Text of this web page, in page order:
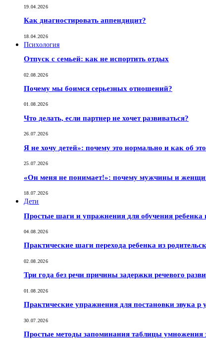
19.04.2026
Как диагностировать аппендицит?
18.04.2026
Психология
Отпуск с семьей: как не испортить отдых
02.08.2026
Почему мы боимся серьезных отношений?
01.08.2026
Что делать, если партнер не хочет развиваться?
26.07.2026
Я не хочу детей»: почему это нормально и как об
25.07.2026
«Он меня не понимает!»: почему мужчины и
18.07.2026
Дети
Простые шаги и упражнения для обучения ребенка
04.08.2026
Практические шаги перехода ребенка из
02.08.2026
Три года без речи причины задержки речевого
01.08.2026
Практические упражнения для постановки звука р
30.07.2026
Простые методы запоминания таблицы умножения